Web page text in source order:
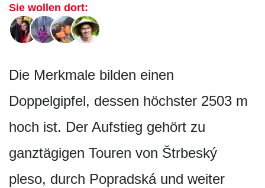
Sie wollen dort:
Die Merkmale bilden einen
Doppelgipfel, dessen höchster 2503 m
hoch ist. Der Aufstieg gehört zu
ganztägigen Touren von Štrbeský
pleso, durch Popradská und weiter